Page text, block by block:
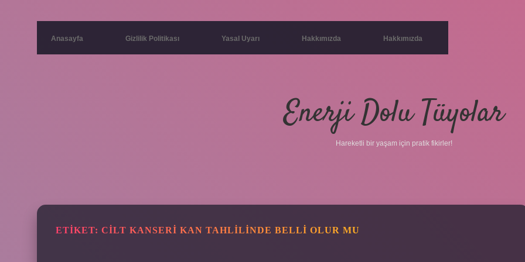
Anasayfa Gizlilik Politikası Yasal Uyarı Hakkımızda Hakkımızda
Enerji Dolu Tüyolar
Hareketli bir yaşam için pratik fikirler!
ETIKET: CILT KANSERI KAN TAHLILINDE BELLI OLUR MU